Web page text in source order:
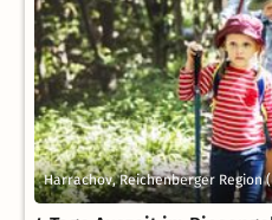
Harrachov, Reichenberger Region